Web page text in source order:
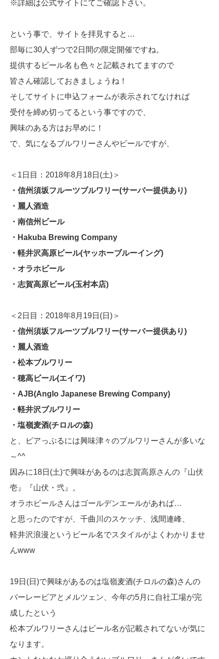
※詳細は公式サイトにてご確認下さい。
という事で、サイトを拝見すると…
部毎に30人ずつで2日間の限定開催ですね。
提供するビール名も色々と記載されてますので
皆さん確認しておきましょうね！
そしてサイトに申込フォームが表示されてなければ
受付を締め切ってるという事ですので、
興味のある方はお早めに！
で、気になるブルワリーさんやビールですが、
＜1日目：2018年8月18日(土)＞
・信州須坂フルーツブルワリー(サーバー提供あり)
・麗人酒造
・南信州ビール
・Hakuba Brewing Company
・軽井沢高原ビール(ヤッホーブルーイング)
・オラホビール
・志賀高原ビール(玉村本店)
＜2日目：2018年8月19日(日)＞
・信州須坂フルーツブルワリー(サーバー提供あり)
・麗人酒造
・松本ブルワリー
・穂高ビール(エイワ)
・AJB(Anglo Japanese Brewing Company)
・軽井沢ブルワリー
・塩嶺麦酒(チロルの森)
と、ビアっぷるには興味津々のブルワリーさんが多いな
～^^
因みに18日(土)で興味があるのは志賀高原さんの『山伏
壱』『山伏・弐』。
オラホビールさんはゴールデンエールがあれば…
と思ったのですが、千曲川のスケッチ、浅間連峰、
軽井沢浪漫というビール名でスタイルがよくわかりませ
んwww
19日(日)で興味があるのは塩嶺麦酒(チロルの森)さんの
バーレービアとメルツェン、今年の5月に自社工場が完
成したという
松本ブルワリーさんはビール名が記載されてないが気に
なります。